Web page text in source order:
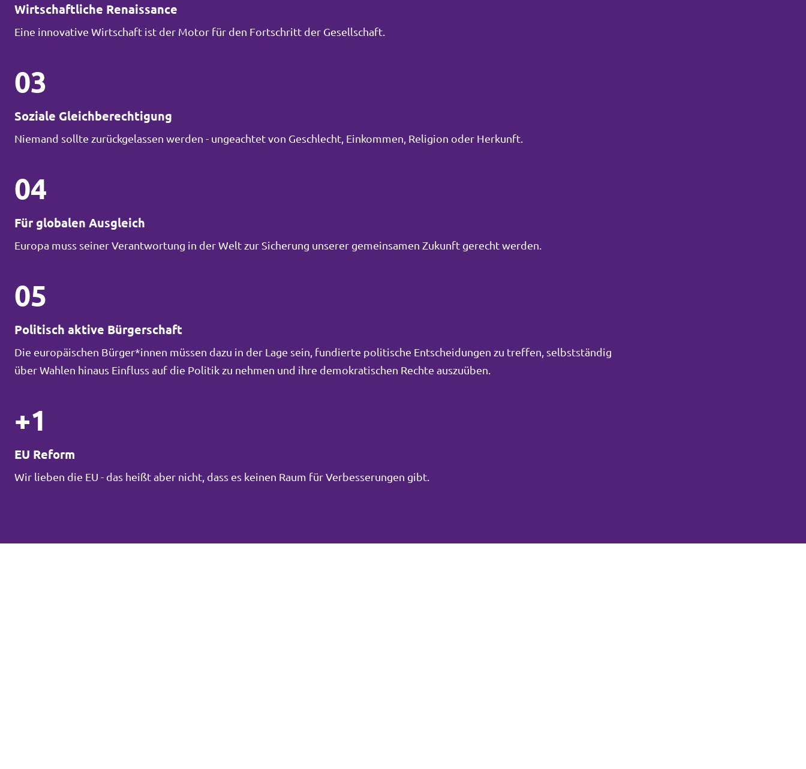
Wirtschaftliche Renaissance
Eine innovative Wirtschaft ist der Motor für den Fortschritt der Gesellschaft.
03
Soziale Gleichberechtigung
Niemand sollte zurückgelassen werden - ungeachtet von Geschlecht, Einkommen, Religion oder Herkunft.
04
Für globalen Ausgleich
Europa muss seiner Verantwortung in der Welt zur Sicherung unserer gemeinsamen Zukunft gerecht werden.
05
Politisch aktive Bürgerschaft
Die europäischen Bürger*innen müssen dazu in der Lage sein, fundierte politische Entscheidungen zu treffen, selbstständig
über Wahlen hinaus Einfluss auf die Politik zu nehmen und ihre demokratischen Rechte auszuüben.
+1
EU Reform
Wir lieben die EU - das heißt aber nicht, dass es keinen Raum für Verbesserungen gibt.